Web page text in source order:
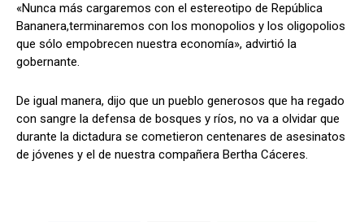
«Nunca más cargaremos con el estereotipo de República
Bananera,terminaremos con los monopolios y los oligopolios
que sólo empobrecen nuestra economía», advirtió la
gobernante.
De igual manera, dijo que un pueblo generosos que ha regado
con sangre la defensa de bosques y ríos, no va a olvidar que
durante la dictadura se cometieron centenares de asesinatos
de jóvenes y el de nuestra compañera Bertha Cáceres.